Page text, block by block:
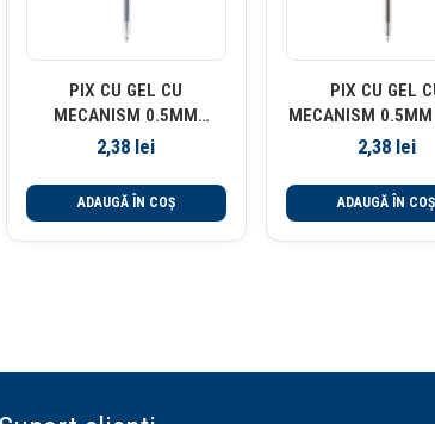
PIX CU GEL CU
MECANISM 0.5MM
NEGRU DELIGHT DELI
2,38 lei
ADAUGĂ ÎN COȘ
PIX CU GEL
MECANISM
DELI
2,38 lei
ADAUGĂ ÎN COȘ